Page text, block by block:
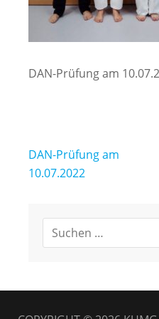
DAN-Prüfung am
DAN-Prüfung am
10.07.2022